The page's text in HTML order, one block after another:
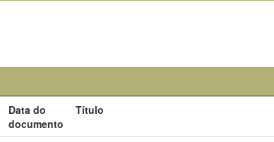
Data do
documento
Título